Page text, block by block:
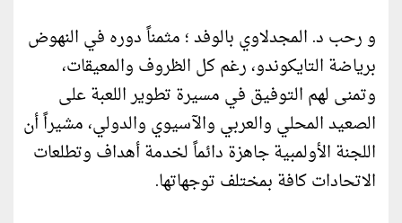
و رحب د. المجدلاوي بالوفد ؛ مثمناً دوره في النهوض
برياضة التايكوندو، رغم كل الظروف والمعيقات،
وتمنى لهم التوفيق في مسيرة تطوير اللعبة على
الصعيد المحلي والعربي والآسيوي والدولي، مشيراً أن
اللجنة الأولمبية جاهزة دائماً لخدمة أهداف وتطلعات
الاتحادات كافة بمختلف توجهاتها.